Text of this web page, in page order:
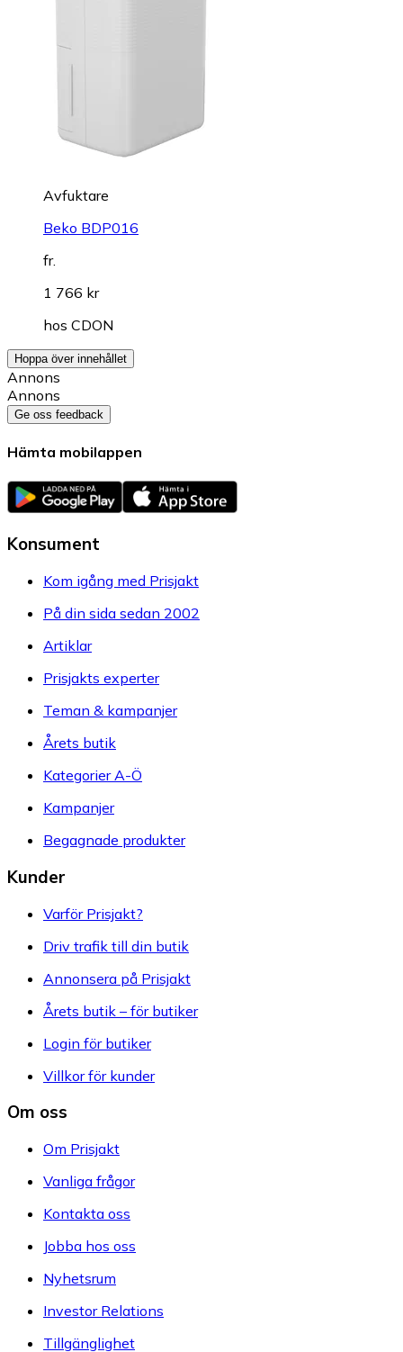
Avfuktare
Beko BDP016
fr.
1 766 kr
hos CDON
Hoppa över innehållet
Annons
Annons
Ge oss feedback
Hämta mobilappen
Konsument
Kom igång med Prisjakt
På din sida sedan 2002
Artiklar
Prisjakts experter
Teman & kampanjer
Årets butik
Kategorier A-Ö
Kampanjer
Begagnade produkter
Kunder
Varför Prisjakt?
Driv trafik till din butik
Annonsera på Prisjakt
Årets butik – för butiker
Login för butiker
Villkor för kunder
Om oss
Om Prisjakt
Vanliga frågor
Kontakta oss
Jobba hos oss
Nyhetsrum
Investor Relations
Tillgänglighet